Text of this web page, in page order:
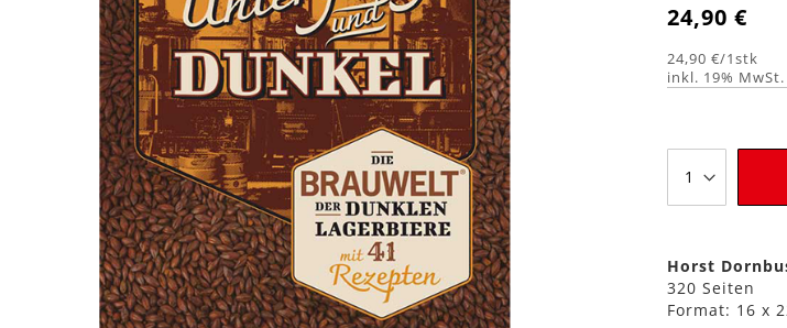
24,90 €
24,90 €/1stk
inkl. 19% MwSt.
Horst
320 Seiten
Format: 16 x